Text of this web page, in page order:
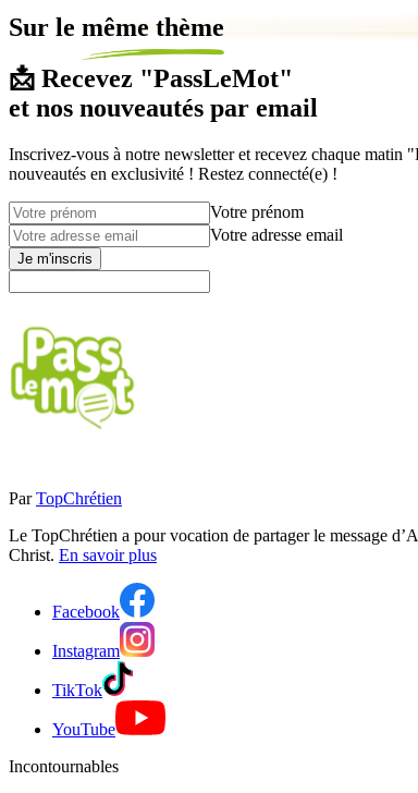
Sur le même thème
📩 Recevez "PassLeMot"
et nos nouveautés par email
Inscrivez-vous à notre newsletter et recevez chaque matin
nouveautés en exclusivité ! Restez connecté(e) !
Votre prénom
Votre adresse email
Je m'inscris
Par TopChrétien
Le TopChrétien a pour vocation de partager le message
Christ. En savoir plus
Facebook
Instagram
TikTok
YouTube
Incontournables